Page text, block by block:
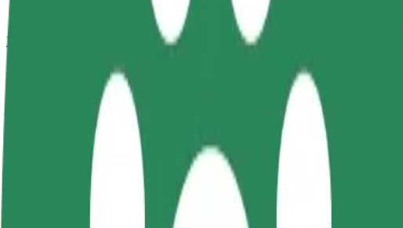
Bolt Plus
สิทธิประโยชน์
คำถามที่พบบ่อย
สมัครเป็นคนส่งพัสดุ